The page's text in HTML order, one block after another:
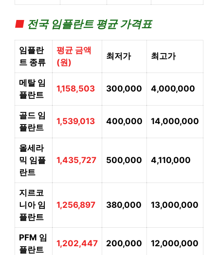
■ 전국 임플란트 평균 가격표
임플란
트 종류
평균 금액
(원)
최저가 최고가
메탈 임
플란트
1,158,503 300,000 4,000,000
골드 임
플란트
1,539,013 400,000 14,000,000
올세라
믹 임플
란트
1,435,727 500,000 4,110,000
지르코
니아 임
플란트
1,256,897 380,000 13,000,000
PFM 임
플란트
1,202,447 200,000 12,000,000